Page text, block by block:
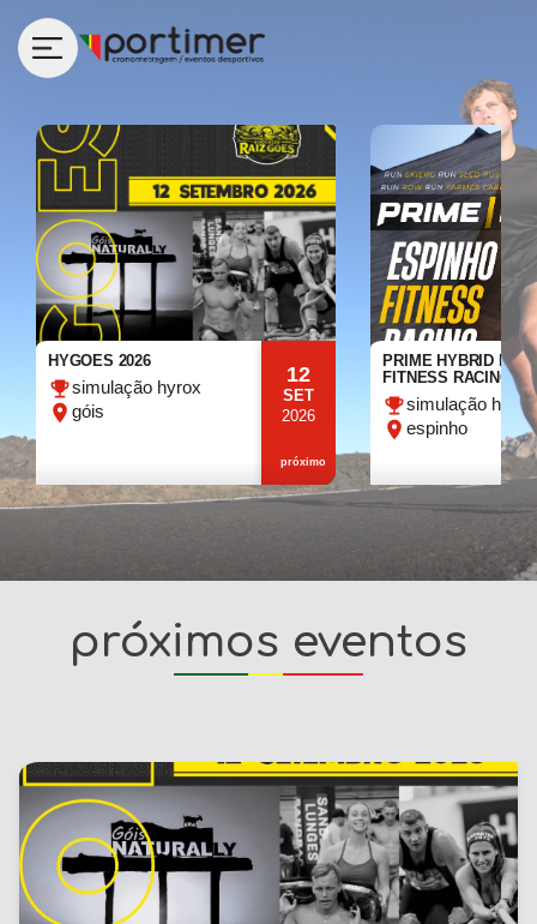
HYGOES 2026
simulação hyrox
góis
12
SET
2026
próximo
PRIME HYBRID
FITNESS RACING
simulação hyrox
espinho
próximos eventos